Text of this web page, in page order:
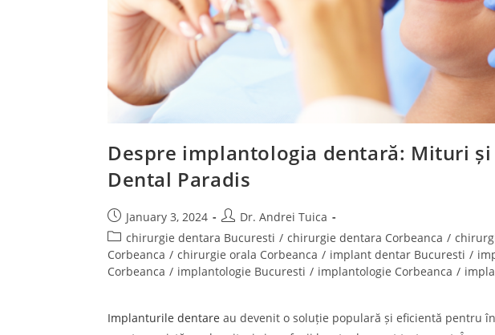
Despre implantologia dentară: Mituri
Dental Paradis
January 3, 2024
Dr. Andrei Tuica
chirurgie dentara Bucuresti / chirurgie dentara Corbeanca /
Corbeanca / chirurgie orala Corbeanca / implant dentar Bucuresti /
Corbeanca / implantologie Bucuresti / implantologie Corbeanca /
Implanturile dentare au devenit o soluție populară și eficientă pentru